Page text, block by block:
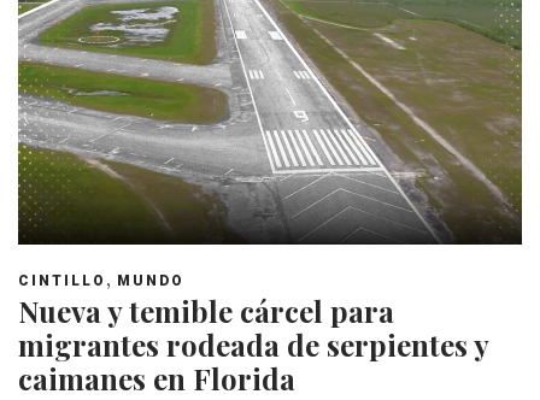
CINTILLO , MUNDO
Nueva y temible cárcel para
migrantes rodeada de serpientes y
caimanes en Florida